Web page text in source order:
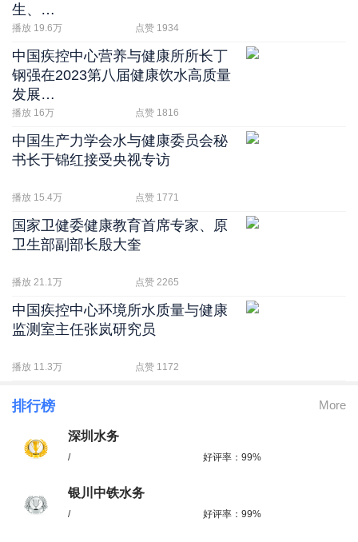
生、…
播放 19.6万 点赞 1934
中国疾控中心营养与健康所所长丁
钢强在2023第八届健康饮水高质量
发展…
播放 16万 点赞 1816
中国生产力学会水与健康委员会秘
书长于锦红接受央视专访
播放 15.4万 点赞 1771
国家卫健委健康教育首席专家、原
卫生部副部长殷大奎
播放 21.1万 点赞 2265
中国疾控中心环境所水质量与健康
监测室主任张岚研究员
播放 11.3万 点赞 1172
More
排行榜
深圳水务
/ 好评率：99%
银川中铁水务
/ 好评率：99%